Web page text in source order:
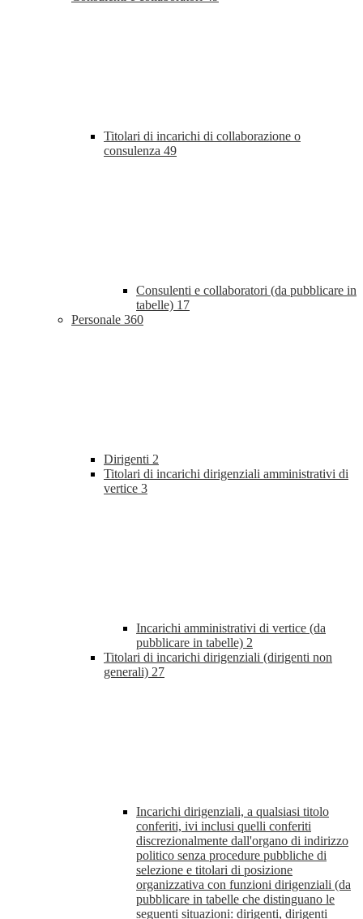
Titolari di incarichi di collaborazione o
consulenza 49
Consulenti e collaboratori (da pubblicare in
tabelle) 17
Personale 360
Dirigenti 2
Titolari di incarichi dirigenziali amministrativi di
vertice 3
Incarichi amministrativi di vertice (da
pubblicare in tabelle) 2
Titolari di incarichi dirigenziali (dirigenti non
generali) 27
Incarichi dirigenziali, a qualsiasi titolo
conferiti, ivi inclusi quelli conferiti
discrezionalmente dall'organo di indirizzo
politico senza procedure pubbliche di
selezione e titolari di posizione
organizzativa con funzioni dirigenziali (da
pubblicare in tabelle che distinguano le
seguenti situazioni: dirigenti, dirigenti